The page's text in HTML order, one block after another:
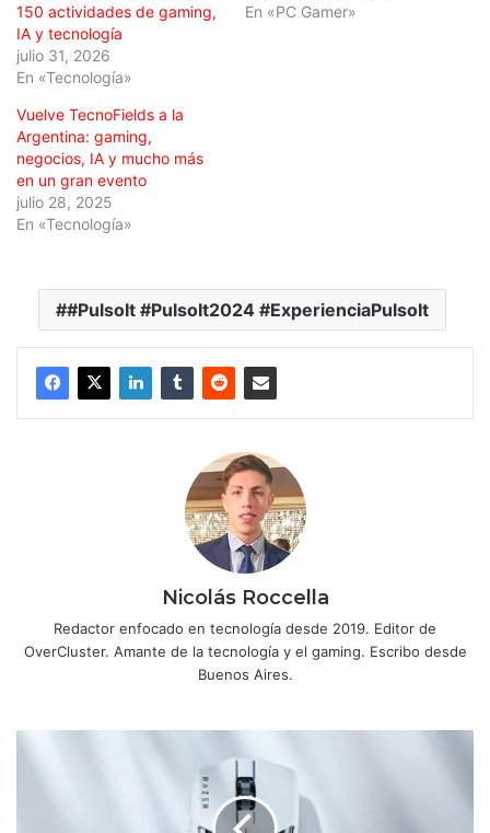
150 actividades de gaming,
IA y tecnología
julio 31, 2026
En «Tecnología»
En «PC Gamer»
Vuelve TecnoFields a la
Argentina: gaming,
negocios, IA y mucho más
en un gran evento
julio 28, 2025
En «Tecnología»
#PulsoIt #PulsoIt2024 #ExperienciaPulsoIt
Nicolás Roccella
Redactor enfocado en tecnología desde 2019. Editor de
OverCluster. Amante de la tecnología y el gaming. Escribo desde
Buenos Aires.